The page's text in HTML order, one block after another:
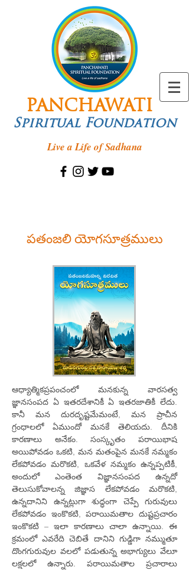
PANCHAWATI
Spiritual Foundation
Live a Life of Sadhana
పతంజలి యోగసూత్రములు
ఆధ్యాత్మికప్రపంచంలో మనకున్న వారసత్వ
జ్ఞానసంపద ఏ ఇతరదేశానికీ ఏ ఇతరజాతికీ లేదు.
కానీ మన దురదృష్టమేమంటే, మన ప్రాచీన
గ్రంధాలలో ఏముందో మనకే తెలియదు. దీనికి
కారణాలు అనేకం. సంస్కృతం పరాయిభాష
అయిపోవడం ఒకటి, మన మతంపైన మనకే నమ్మకం
లేకపోవడం మరొకటి, ఒకవేళ నమ్మకం ఉన్నప్పటికీ,
అందులో ఎంతెంత విజ్ఞానసంపద ఉన్నదో
తెలుసుకోవాలన్న జిజ్ఞాస లేకపోవడం మరొకటి,
ఉన్నదానిని ఉన్నట్లుగా శుద్ధంగా చెప్పే గురువులు
లేకపోవడం ఇంకొకటి, పరాయిమతాల దుష్టప్రచారం
ఇంకొకటి – ఇలా కారణాలు చాలా ఉన్నాయి. ఈ
క్రమంలో ఎవరేది చెబితే దానిని గుడ్డిగా నమ్ముతూ
దొంగగురువుల వలలో పడుతున్న అభాగ్యులు వేలూ
లక్షలలో ఉన్నారు. పరాయిమతాల ప్రచారాలు